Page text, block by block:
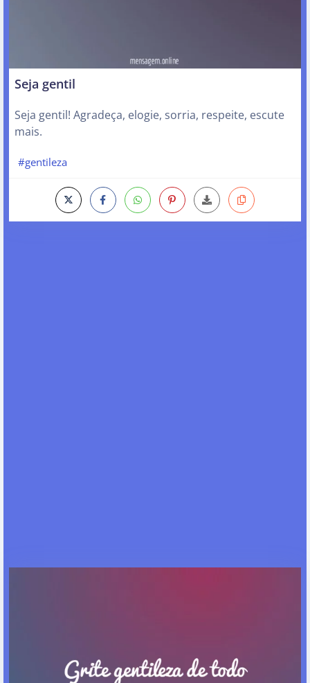
Seja gentil
Seja gentil! Agradeça, elogie, sorria, respeite, escute
mais.
#gentileza